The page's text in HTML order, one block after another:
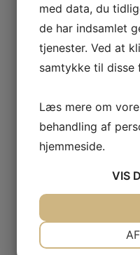
juli 2022
juni 2022
maj 2022
januar 2022
december 2021
september 2021
juni 2021
april 2021
med data, du
de har indsamlet
tjenester. Ved at
samtykke til disse
Læs mere om
behandling af
hjemmeside.
VIS